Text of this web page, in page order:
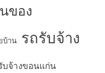
ของ
บ้าน รถรับจ้าง
บจ้างขอนแก่น